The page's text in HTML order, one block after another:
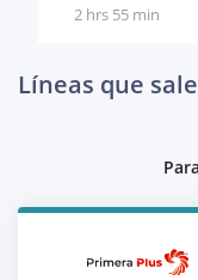
2 hrs 55 min
Líneas que